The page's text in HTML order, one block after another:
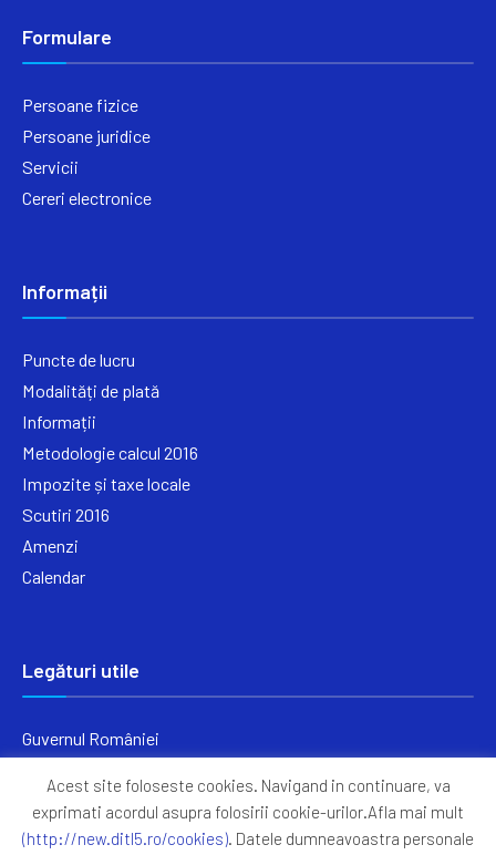
Formulare
Persoane fizice
Persoane juridice
Servicii
Cereri electronice
Informații
Puncte de lucru
Modalități de plată
Informații
Metodologie calcul 2016
Impozite și taxe locale
Scutiri 2016
Amenzi
Calendar
Legături utile
Guvernul României
Primăria Sectorul 5
Acest site foloseste cookies. Navigand in continuare, va
exprimati acordul asupra folosirii cookie-urilor.Afla mai mult
(http://new.ditl5.ro/cookies). Datele dumneavoastra personale